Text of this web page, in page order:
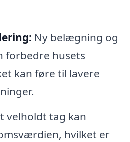
Ny belægning og
forbedre husets
kan føre til lavere
velholdt tag kan
hvilket er